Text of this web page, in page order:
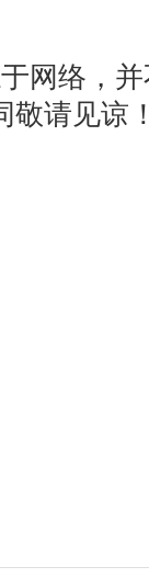
网络，
敬请见谅